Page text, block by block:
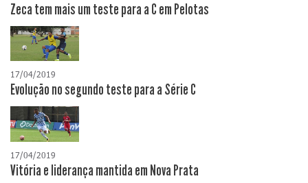
Zeca tem mais um teste para a C em Pelotas
17/04/2019
Evolução no segundo teste para a Série C
17/04/2019
Vitória e liderança mantida em Nova Prata